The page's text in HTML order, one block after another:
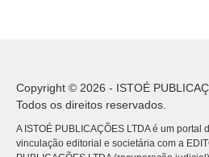
Copyright © 2026 - ISTOÉ
Todos os direitos reservados.
A ISTOÉ PUBLICAÇÕES LTDA é um
vinculação editorial e societária com a